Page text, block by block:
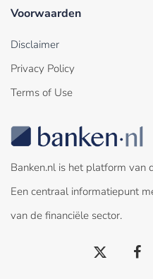
Voorwaarden
Disclaimer
Privacy Policy
Terms of Use
Banken.nl is het platform van
Een centraal informatiepunt
van de financiële sector.